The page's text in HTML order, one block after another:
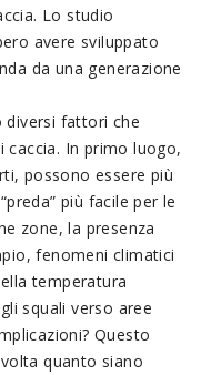
Lo studio
avere sviluppato
da una generazione
diversi fattori che
caccia. In primo luogo,
possono essere più
più facile per le
zone, la presenza
fenomeni climatici
temperatura
squali verso aree
Questo
quanto siano